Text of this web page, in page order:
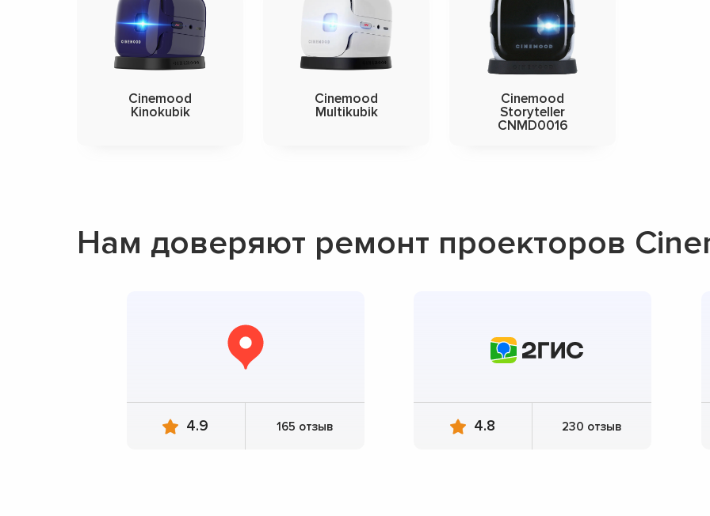
Cinemood
Kinokubik
Cinemood
Multikubik
Cinemood
Storyteller
CNMD0016
Нам доверяют ремонт проекторов
4.9 165 отзыв 4.8 230 отзыв